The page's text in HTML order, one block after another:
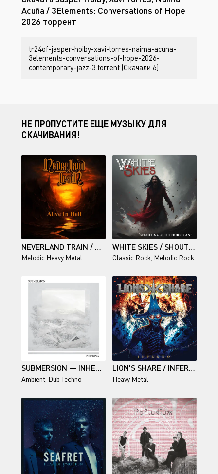
Acuña / 3Elements: Conversations of Hope
2026 торрент
tr24of-jasper-hoiby-xavi-torres-naima-acuna-
3elements-conversations-of-hope-2026-
contemporary-jazz-3.torrent (Скачали 6)
НЕ ПРОПУСТИТЕ ЕЩЕ МУЗЫКУ ДЛЯ
СКАЧИВАНИЯ!
NEVERLAND TRAIN / ALIVE IN HELL
Melodic Heavy Metal
WHITE SKIES / SHOUTING AT THE HURRICANE
Classic Rock Melodic Rock
SUBMERSION — INHERING
Ambient Dub Techno
LION'S SHARE / INFERNO
Heavy Metal